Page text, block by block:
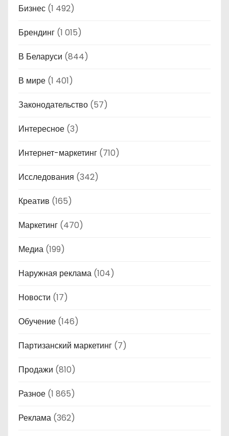
Бизнес (1 492)
Брендинг (1 015)
В Беларуси (844)
В мире (1 401)
Законодательство (57)
Интересное (3)
Интернет-маркетинг (710)
Исследования (342)
Креатив (165)
Маркетинг (470)
Медиа (199)
Наружная реклама (104)
Новости (17)
Обучение (146)
Партизанский маркетинг (7)
Продажи (810)
Разное (1 865)
Реклама (362)